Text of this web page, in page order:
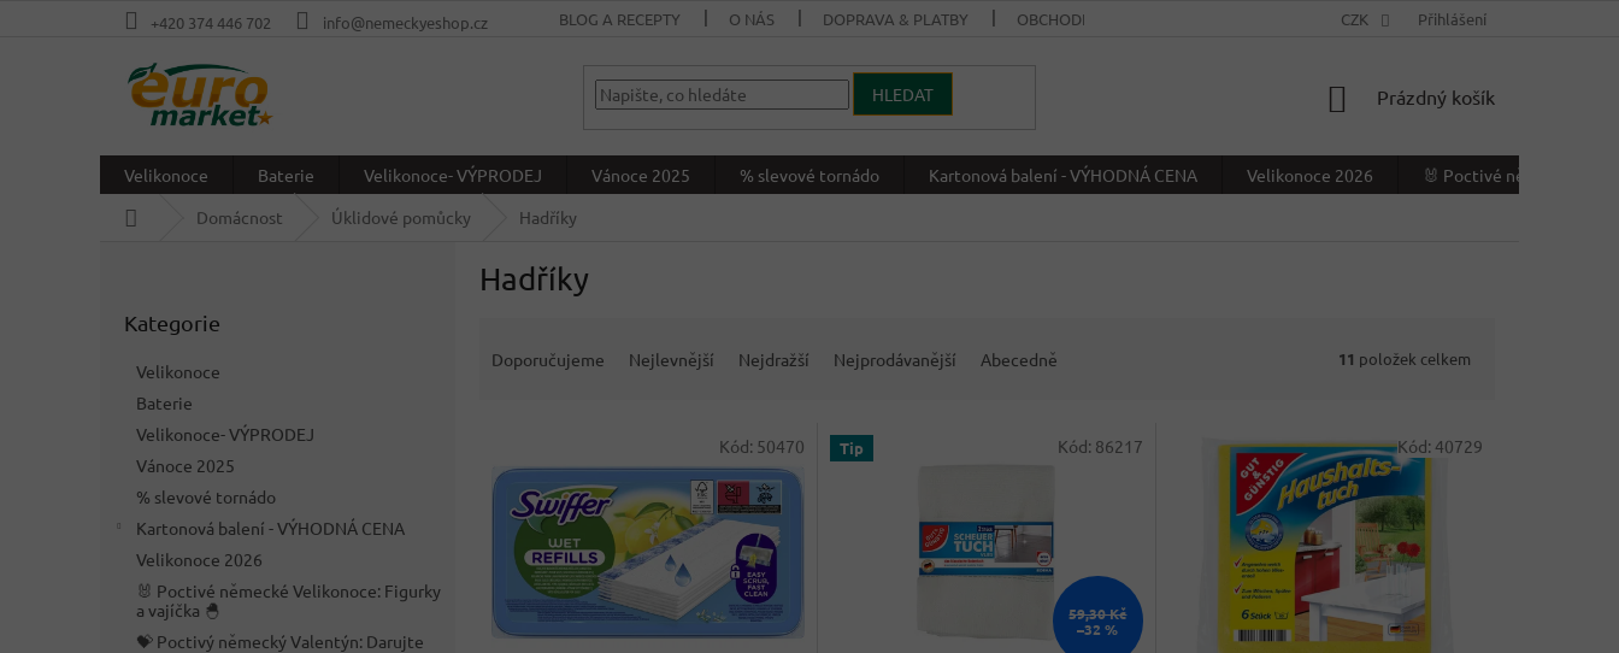
+420 374 446 702 info@nemeckyeshop.cz BLOG A RECEPTY O NÁS DOPRAVA & PLATBY OBCHODNÍ PODMÍNKY VÝDEJNÍ MÍSTO
CZK Přihlášení
HLEDAT
NÁKUPNÍ
Prázdný košík
Velikonoce Baterie Velikonoce- VÝPRODEJ Vánoce 2025 % slevové tornádo Kartonová balení - VÝHODNÁ CENA Velikonoce 2026
🐰 Poctivé německé
Domácnost Úklidové pomůcky Hadříky
kategorie
Kategorie
Velikonoce
Baterie
Velikonoce- VÝPRODEJ
Vánoce 2025
% slevové tornádo
Kartonová balení - VÝHODNÁ CENA
Velikonoce 2026
🐰 Poctivé německé Velikonoce: Figurky
a vajíčka 🐣
💝 Poctivý německý Valentýn: Darujte
Hadříky
Doporučujeme Nejlevnější Nejdražší Nejprodávanější Abecedně 11 položek celkem
Kód: 50470 Tip
59,30 Kč
–32 %
Kód: 86217 Kód: 40729